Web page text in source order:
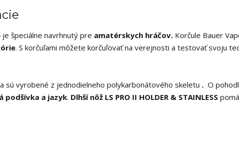
je špeciálne navrhnutý pre amatérskych hráčov. Korčule Bauer
. S korčuľami môžete korčuľovať na verejnosti a testovať svoju
sú vyrobené z jednodielneho polykarbonátového skeletu . O
podšívka a jazyk. Dlhší nôž LS PRO II HOLDER & STAINLESS